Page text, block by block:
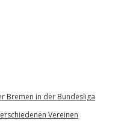
Bremen in der Bundesliga
Vereinen